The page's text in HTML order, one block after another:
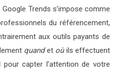
Trends s’impose comme
du référencement,
aux outils payants de
quandet oùils effectuent
capter l’attention de votre